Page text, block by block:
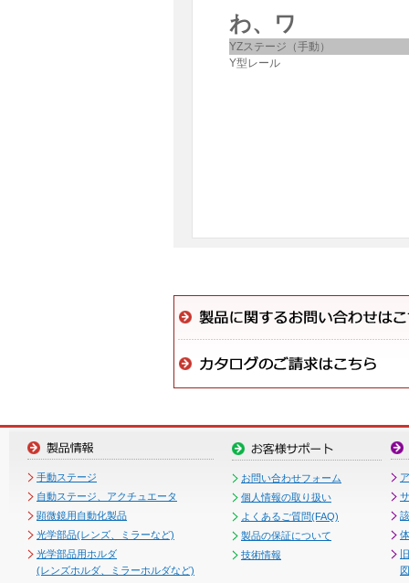
わ、ワ
YZステージ（手動）
Y型レール
手動ステージ
自動ステージ、アクチュエータ
顕微鏡用自動化製品
光学部品(レンズ、ミラーなど)
光学部品用ホルダ
(レンズホルダ、ミラーホルダなど)
お問い合わせフォーム
個人情報の取り扱い
よくあるご質問(FAQ)
製品の保証について
技術情報